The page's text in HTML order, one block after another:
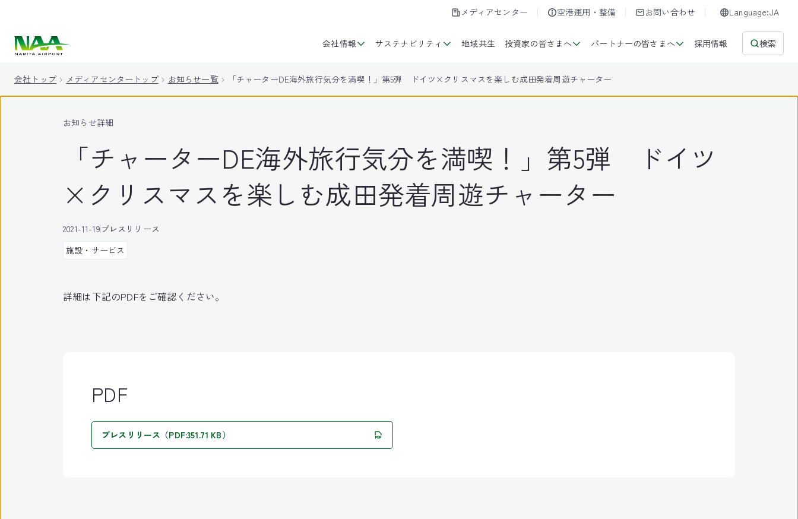
メディアセンター 空港運用・整備 お問い合わせ Language:JA
会社情報 サステナビリティ 地域共生 投資家の皆さまへ パートナーの皆さまへ 採用情報 検索
会社トップ メディアセンタートップ お知らせ一覧 「チャーターDE海外旅行気分を満喫！」第5弾 ドイツ×クリスマスを楽しむ成田発着周遊チャーター
お知らせ詳細
「チャーターDE海外旅行気分を満喫！」第5弾 ドイツ
×クリスマスを楽しむ成田発着周遊チャーター
2021-11-19プレスリリース
施設・サービス
詳細は下記のPDFをご確認ください。
PDF
プレスリリース（PDF:351.71 KB）